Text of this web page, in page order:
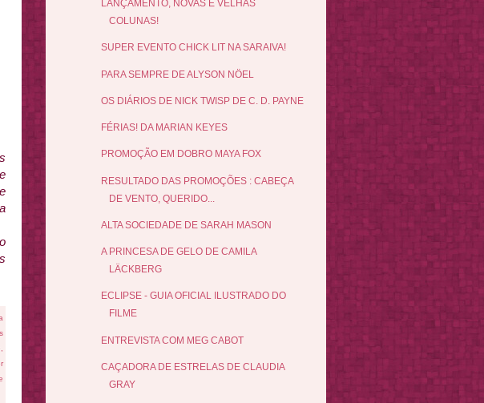
LANÇAMENTO, NOVAS E VELHAS
COLUNAS!
SUPER EVENTO CHICK LIT NA SARAIVA!
PARA SEMPRE DE ALYSON NÖEL
OS DIÁRIOS DE NICK TWISP DE C. D. PAYNE
FÉRIAS! DA MARIAN KEYES
PROMOÇÃO EM DOBRO MAYA FOX
RESULTADO DAS PROMOÇÕES : CABEÇA
DE VENTO, QUERIDO...
ALTA SOCIEDADE DE SARAH MASON
A PRINCESA DE GELO DE CAMILA
LÄCKBERG
ECLIPSE - GUIA OFICIAL ILUSTRADO DO
FILME
ENTREVISTA COM MEG CABOT
CAÇADORA DE ESTRELAS DE CLAUDIA
GRAY